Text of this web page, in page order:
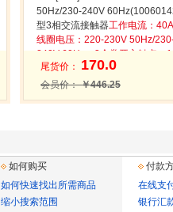
50Hz/230-240V
型3相交流接触器工作电流：
线圈电压：220-230V 50Hz/
240V 60Hz，3个常开主触点，
常闭辅助触点
尾货价： 170.0
会员价：￥446.25
如何购买
付款
如何快速找出所需商品
缩小搜索范围
在线支
银行汇